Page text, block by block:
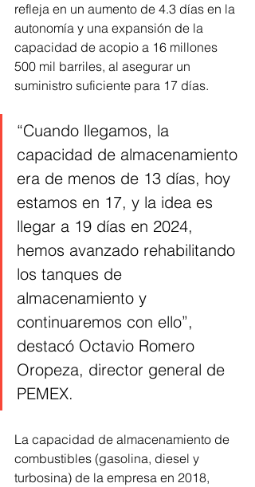
refleja en un aumento de 4.3 días en la
autonomía y una expansión de la
capacidad de acopio a 16 millones
500 mil barriles, al asegurar un
suministro suficiente para 17 días.
“Cuando llegamos, la
capacidad de almacenamiento
era de menos de 13 días, hoy
estamos en 17, y la idea es
llegar a 19 días en 2024,
hemos avanzado rehabilitando
los tanques de
almacenamiento y
continuaremos con ello”,
destacó Octavio Romero
Oropeza, director general de
PEMEX.
La capacidad de almacenamiento de
combustibles (gasolina, diesel y
turbosina) de la empresa en 2018,